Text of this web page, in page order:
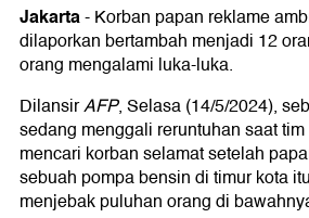
Jakarta-Korban papan reklame
dilaporkan bertambah menjadi 12
orang mengalami luka-luka.
DilansirAFP, Selasa (14/5/2024),
sedang menggali reruntuhan saat
mencari korban selamat setelah
sebuah pompa bensin di timur kota
menjebak puluhan orang di